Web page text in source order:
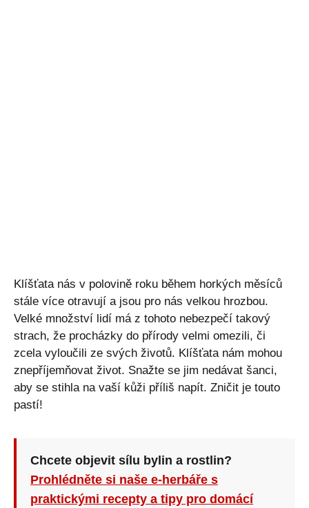
Klíšťata nás v polovině roku během horkých měsíců
stále více otravují a jsou pro nás velkou hrozbou.
Velké množství lidí má z tohoto nebezpečí takový
strach, že procházky do přírody velmi omezili, či
zcela vyloučili ze svých životů. Klíšťata nám mohou
znepříjemňovat život. Snažte se jim nedávat šanci,
aby se stihla na vaší kůži příliš napít. Zničit je touto
pastí!
Chcete objevit sílu bylin a rostlin?
Prohlédněte si naše e-herbáře s
praktickými recepty a tipy pro domácí